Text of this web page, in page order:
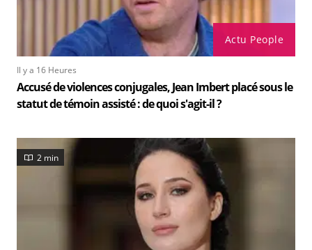
Actu People
Il y a 16 Heures
Accusé de violences conjugales, Jean Imbert placé sous le
statut de témoin assisté : de quoi s'agit-il ?
2 min